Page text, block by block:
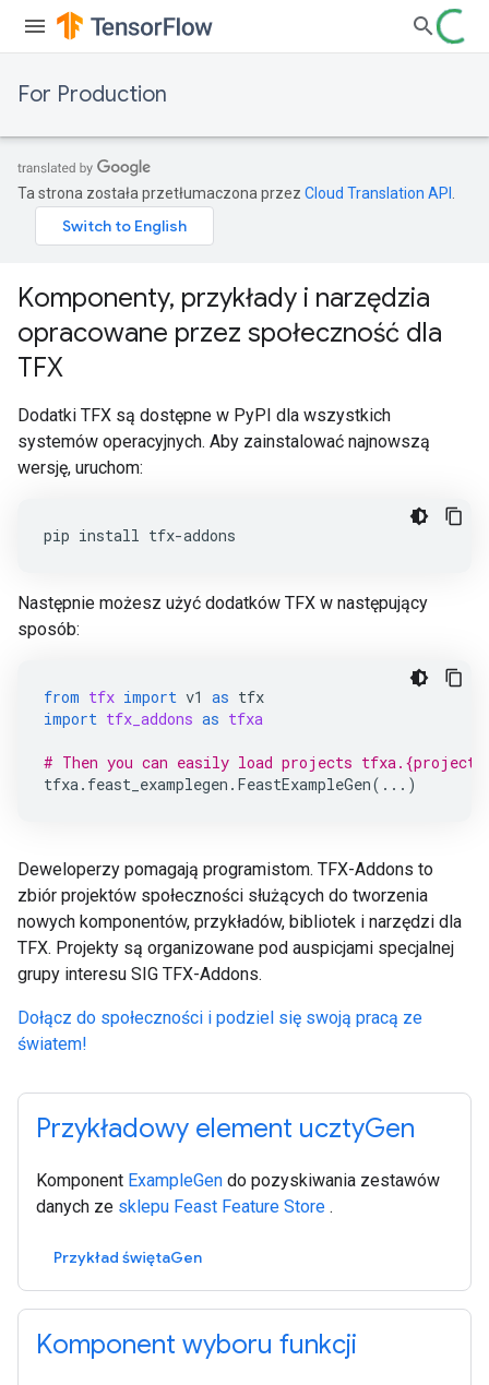
For Production
Ta strona została przetłumaczona przez Cloud Translation API
Komponenty, przykłady i narzędzia
opracowane przez społeczność dla
TFX
Dodatki TFX są dostępne w PyPI dla wszystkich
systemów operacyjnych. Aby zainstalować najnowszą
wersję, uruchom:
pip install tfx-addons
Następnie możesz użyć dodatków TFX w następujący
sposób:
from tfx import v1 as tfx
import tfx_addons as tfxa
# Then you can easily load projects
tfxa. feast_examplegen . FeastExampleGen( ... )
Deweloperzy pomagają programistom. TFX-Addons to
zbiór projektów społeczności służących do tworzenia
nowych komponentów, przykładów, bibliotek i narzędzi dla
TFX. Projekty są organizowane pod auspicjami specjalnej
grupy interesu SIG TFX-Addons.
Dołącz do społeczności i podziel się swoją pracą ze
światem!
Przykładowy element ucztyGen
Komponent ExampleGen do pozyskiwania zestawów
danych ze sklepu Feast Feature Store .
Przykład świętaGen
Komponent wyboru funkcji